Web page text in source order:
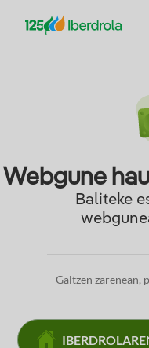
Webgune
Baliteke
Galtzen zarenean,